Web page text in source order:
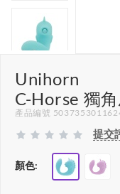
Unihorn
C-Horse 獨
產品編號
提交
顏色: